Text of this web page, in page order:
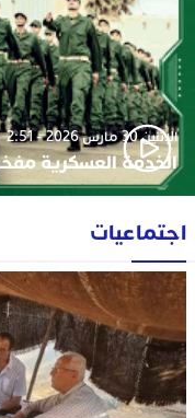
الإثنين 30 مارس 2026 - 2:51
الخدمة العسكرية
اجتماعيات